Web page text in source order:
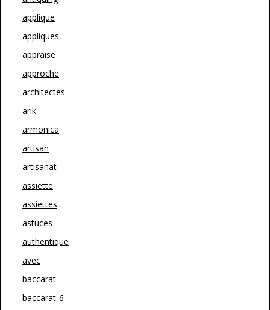
applique
appliques
appraise
approche
architectes
arik
armonica
artisan
artisanat
assiette
assiettes
astuces
authentique
avec
baccarat
baccarat-6